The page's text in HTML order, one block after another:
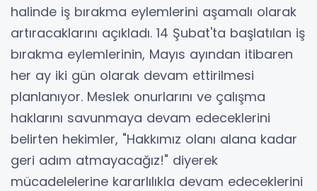
halinde iş bırakma eylemlerini aşamalı olarak
artıracaklarını açıkladı. 14 Şubat'ta başlatılan iş
bırakma eylemlerinin, Mayıs ayından itibaren
her ay iki gün olarak devam ettirilmesi
planlanıyor. Meslek onurlarını ve çalışma
haklarını savunmaya devam edeceklerini
belirten hekimler, "Hakkımız olanı alana kadar
geri adım atmayacağız!" diyerek
mücadelelerine kararlılıkla devam edeceklerini